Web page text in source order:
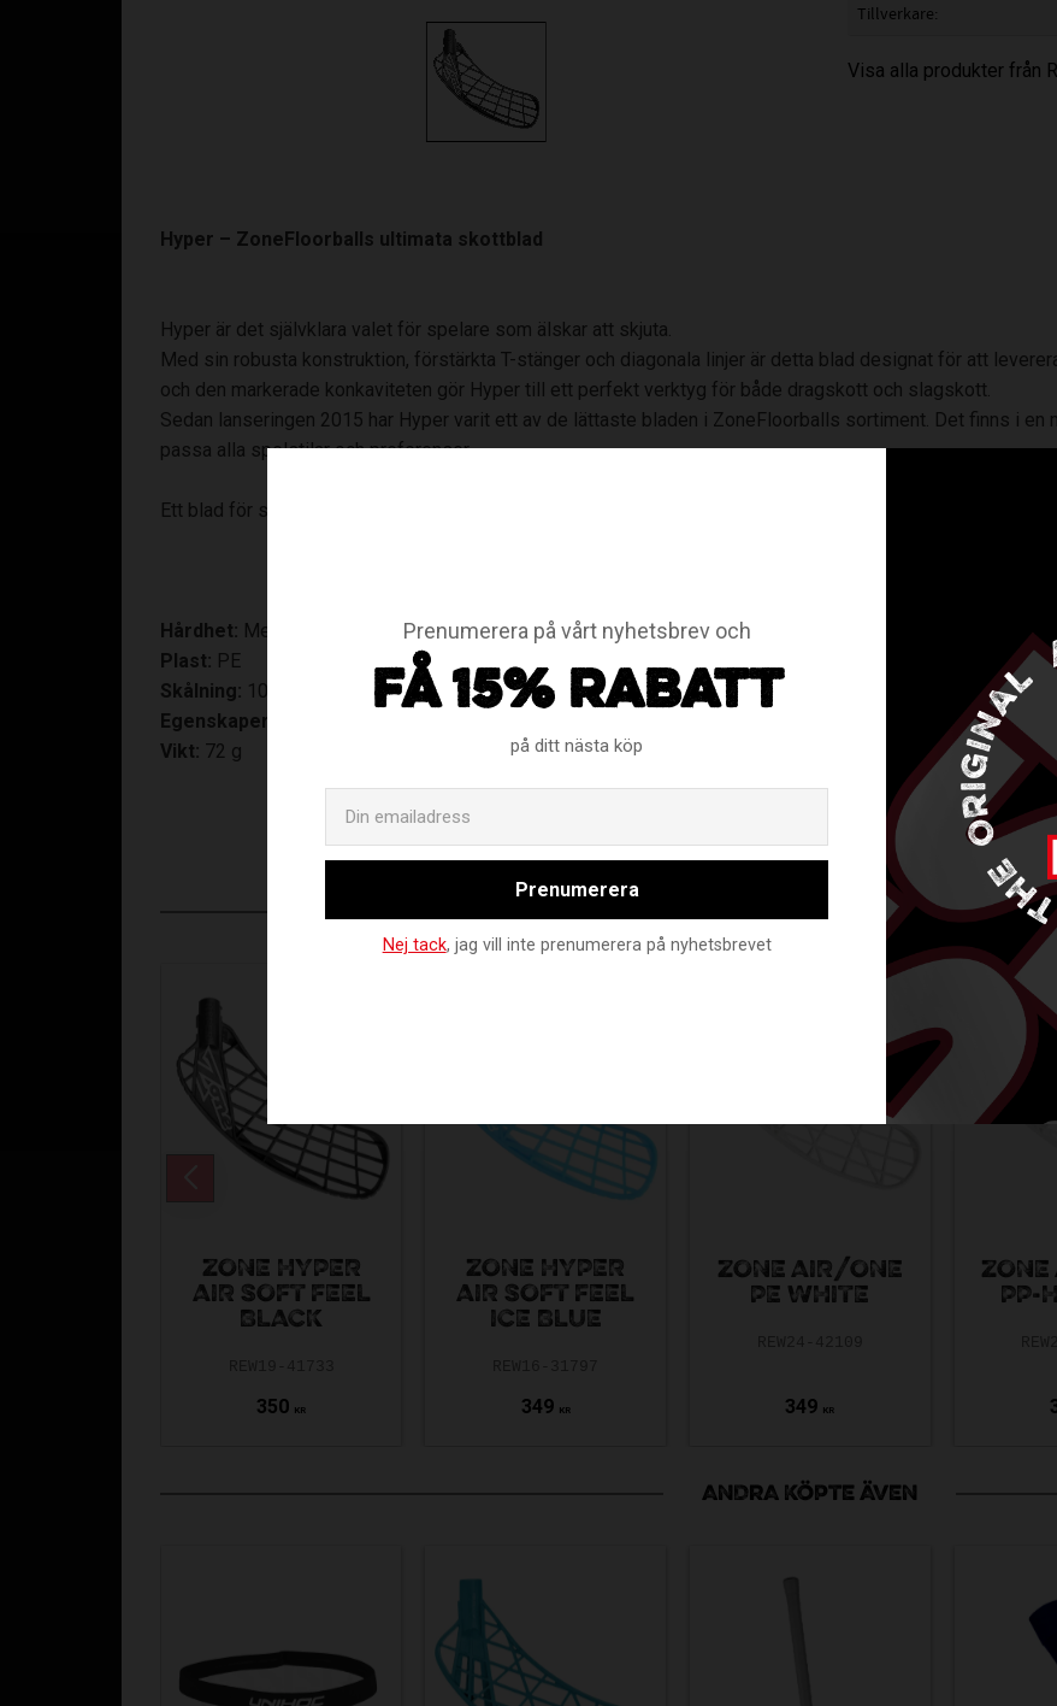
Tillverkare
Visa alla produkter från
Hyper – ZoneFloorballs ultimata skottblad
Hyper är det självklara valet för spelare som älskar att skjuta.
Med sin robusta konstruktion, förstärkta T-stänger och diagonala linjer är detta blad designat för att
och den markerade konkaviteten gör Hyper till ett perfekt verktyg för både dragskott och slagskott.
Sedan lanseringen 2015 har Hyper varit ett av de lättaste bladen i ZoneFloorballs sortiment. Det finns i
passa alla spelstilar och preferenser.
Ett blad för spelare som älskar att skjuta!
Hårdhet: Medium+
Plast: PE
Skålning: 10 mm
Egenskaper:
Vikt: 72 g
RELATERADE PRODUKTER
ZONE HYPER
AIR SOFT FEEL
BLACK
350 KR
ZONE HYPER
AIR SOFT FEEL
ICE BLUE
349 KR
ZONE AIR/ONE
PE WHITE
349 KR
PP-
ANDRA KÖPTE ÄVEN
Prenumerera på vårt nyhetsbrev och
FÅ 15% RABATT
på ditt nästa köp
Prenumerera
Nej tack, jag vill inte prenumerera på nyhetsbrevet